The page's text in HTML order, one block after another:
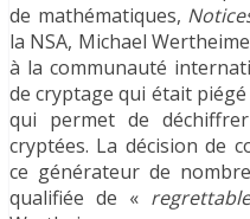
de mathématiques,
la NSA, Michael
à la communauté
de cryptage qui était
qui permet de
cryptées. La décision de
ce générateur de
qualifiée de «